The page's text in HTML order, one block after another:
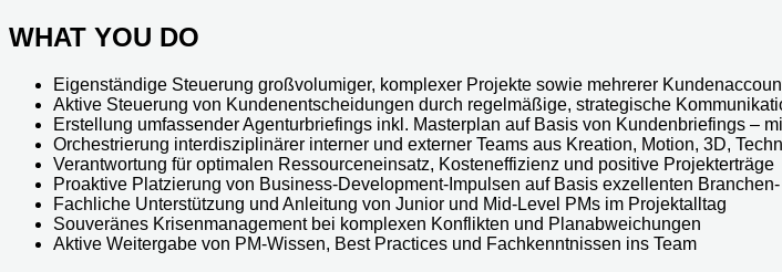
WHAT YOU DO
Eigenständige Steuerung großvolumiger, komplexer Projekte sowie mehrerer
Aktive Steuerung von Kundenentscheidungen durch regelmäßige, strategische
Erstellung umfassender Agenturbriefings inkl. Masterplan auf Basis von Kundenbriefings –
Orchestrierung interdisziplinärer interner und externer Teams aus Kreation, Motion, 3D,
Verantwortung für optimalen Ressourceneinsatz, Kosteneffizienz und positive Projekterträge
Proaktive Platzierung von Business-Development-Impulsen auf Basis exzellenten
Fachliche Unterstützung und Anleitung von Junior und Mid-Level PMs im Projektalltag
Souveränes Krisenmanagement bei komplexen Konflikten und Planabweichungen
Aktive Weitergabe von PM-Wissen, Best Practices und Fachkenntnissen ins Team